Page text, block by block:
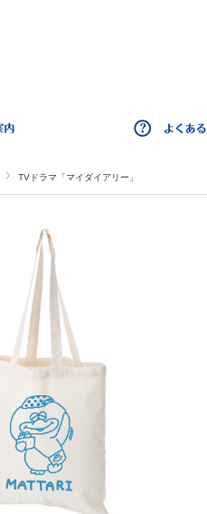
TVドラマ「マイダイアリー」